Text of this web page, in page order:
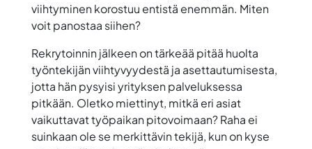
viihtyminen korostuu entistä enemmän. Miten
voit panostaa siihen?
Rekrytoinnin jälkeen on tärkeää pitää huolta
työntekijän viihtyvyydestä ja asettautumisesta,
jotta hän pysyisi yrityksen palveluksessa
pitkään. Oletko miettinyt, mitkä eri asiat
vaikuttavat työpaikan pitovoimaan? Raha ei
suinkaan ole se merkittävin tekijä, kun on kyse